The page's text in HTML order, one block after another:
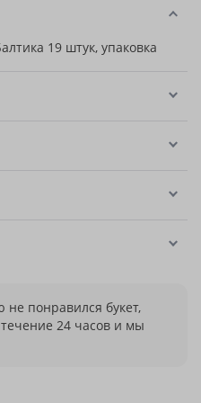
19 штук, упаковка
не понравился букет,
24 часов и мы